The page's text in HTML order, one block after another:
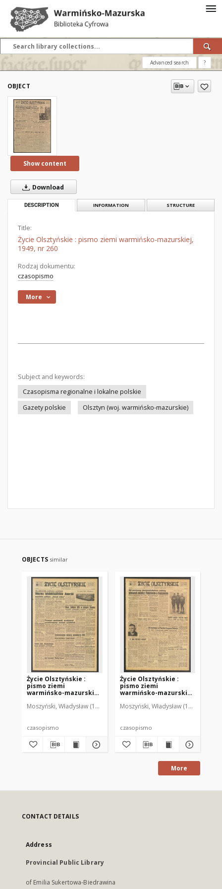
Advanced search ?
OBJECT
Show content
Download
DESCRIPTION INFORMATION STRUCTURE
Title:
Życie Olsztyńskie : pismo ziemi warmińsko-mazurskiej,
1949, nr 260
Rodzaj dokumentu:
czasopismo
More
Subject and keywords:
Czasopisma regionalne i lokalne polskie
Gazety polskie
Olsztyn (woj. warmińsko-mazurskie)
OBJECTS similar
Życie Olsztyńskie :
pismo ziemi
warmińsko-mazurskiej,
Moszyński, Władysław (1922-2001). Red. Mroczkowski, Włodzimierz
czasopismo
Życie Olsztyńskie :
pismo ziemi
warmińsko-mazurskiej,
Moszyński, Władysław (1922-2001).
czasopismo
More
CONTACT DETAILS
Address
Provincial Public Library
of Emilia Sukertowa-Biedrawina